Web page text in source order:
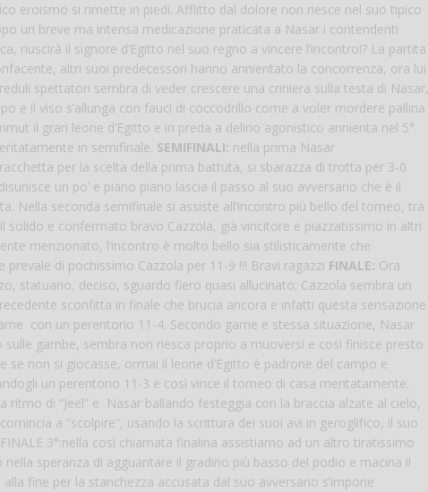
eroismo si rimette in piedi. Afflitto dal dolore non riesce nel suo tipico
un breve ma intensa medicazione praticata a Nasar i contendenti
riuscirà il signore d’Egitto nel suo regno a vincere l’incontro!? La partita
altri suoi predecessori hanno annientato la concorrenza, ora lui
spettatori sembra di veder crescere una criniera sulla testa di Nasar,
e il viso s’allunga con fauci di coccodrillo come a voler mordere pallina
il gran leone d’Egitto e in preda a delirio agonistico annienta nel 5°
in semifinale. SEMIFINALI: nella prima Nasar
per la scelta della prima battuta, si sbarazza di trotta per 3-0
un po’ e piano piano lascia il passo al suo avversario che è il
Nella seconda semifinale si assiste all’incontro più bello del torneo, tra
e confermato bravo Cazzola, già vincitore e piazzatissimo in altri
menzionato, l’incontro è molto bello sia stilisticamente che
di pochissimo Cazzola per 11-9 !!! Bravi ragazzi FINALE: Ora
statuario, deciso, sguardo fiero quasi allucinato; Cazzola sembra un
sconfitta in finale che brucia ancora e infatti questa sensazione
con un perentorio 11-4. Secondo game e stessa situazione, Nasar
gambe, sembra non riesca proprio a muoversi e così finisce presto
non si giocasse, ormai il leone d’Egitto è padrone del campo e
un perentorio 11-3 e così vince il torneo di casa meritatamente.
di “Jeel” e Nasar ballando festeggia con la braccia alzate al cielo,
a “scolpire”, usando la scrittura dei suoi avi in geroglifico, il suo
3°:nella così chiamata finalina assistiamo ad un altro tiratissimo
speranza di agguantare il gradino più basso del podio e macina il
fine per la stanchezza accusata dal suo avversario s’impone